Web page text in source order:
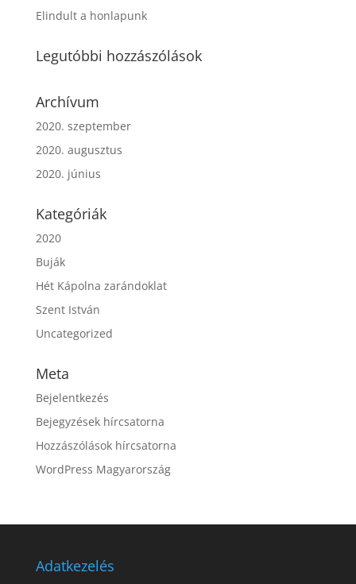
Elindult a honlapunk
Legutóbbi hozzászólások
Archívum
2020. szeptember
2020. augusztus
2020. június
Kategóriák
2020
Buják
Hét Kápolna zarándoklat
Szent István
Uncategorized
Meta
Bejelentkezés
Bejegyzések hírcsatorna
Hozzászólások hírcsatorna
WordPress Magyarország
Adatkezelés